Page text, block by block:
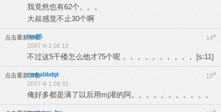
我竟然也有62个。。。
大叔感觉不止30个啊
点击重新加载 14#
lxs85
2007-8-1 08:12
不过这5千楼怎么他才75个呢，，，，，，，，，， [s:11]
点击重新加载 15#
cmkabbdgt
2007-8-1 08:31
俺好多都是满了以后用mj灌的阿。。。。。。。。。。。